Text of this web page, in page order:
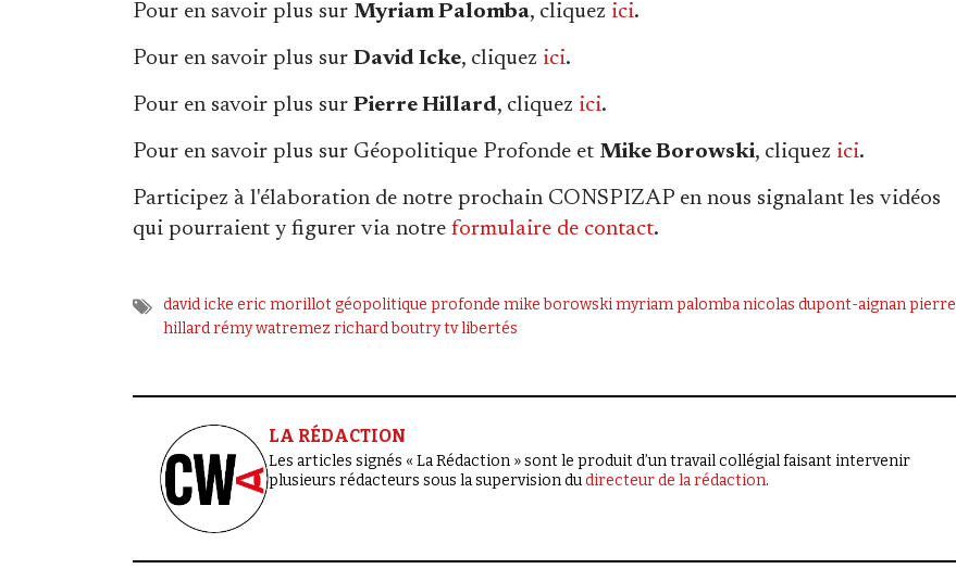
Pour en savoir plus sur Myriam Palomba, cliquez ici.
Pour en savoir plus sur David Icke, cliquez ici.
Pour en savoir plus sur Pierre Hillard, cliquez ici.
Pour en savoir plus sur Géopolitique Profonde et Mike Borowski, cliquez ici.
Participez à l'élaboration de notre prochain CONSPIZAP en nous signalant les vidéos
qui pourraient y figurer via notre formulaire de contact.
david icke eric morillot géopolitique profonde mike borowski myriam palomba nicolas dupont-aignan pierre
hillard rémy watremez richard boutry tv libertés
LA RÉDACTION
Les articles signés « La Rédaction » sont le produit d’un travail collégial faisant intervenir
plusieurs rédacteurs sous la supervision dudirecteur de la rédaction.